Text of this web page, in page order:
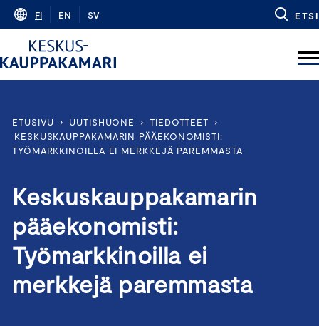
Skip
content
FI EN SV ETSI
ETUSIVU › UUTISHUONE › TIEDOTTEET
›
KESKUSKAUPPAKAMARIN PÄÄEKONOMISTI:
TYÖMARKKINOILLA EI MERKKEJÄ PAREMMASTA
Keskuskauppakamarin
pääekonomisti:
Työmarkkinoilla ei
merkkejä paremmasta